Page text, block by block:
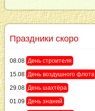
Праздники скоро
08.08 День строителя
15.08 День воздушного флота
29.08 День шахтёра
01.09 День знаний